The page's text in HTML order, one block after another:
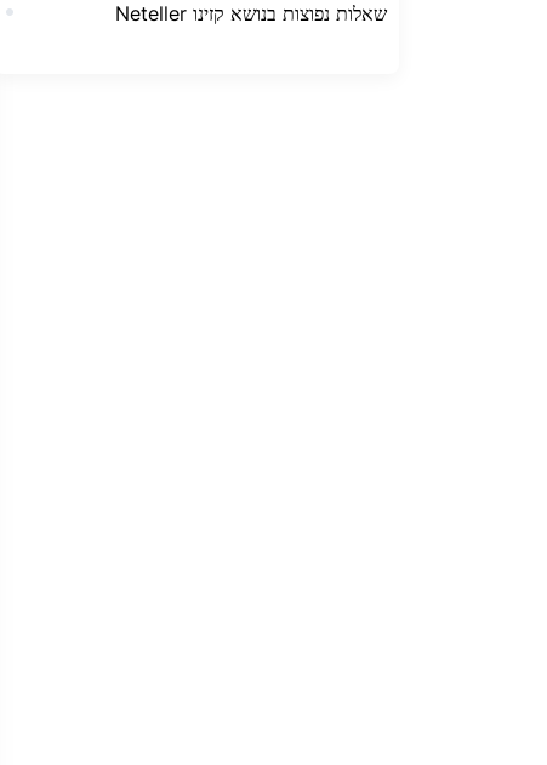
שאלות נפוצות בנושא קזינו Neteller